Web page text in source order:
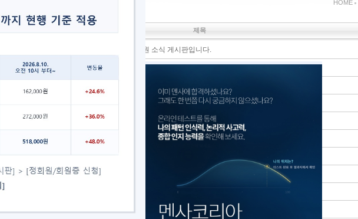
HOME
제목
여기는 언론에 홍보된 멘사 또는 멘사회원 소식 게시판입니다.
이재형 MENSAN MIT Univ 소개 기사(세계일보)
[re] MENSAN 기사 - Quiz Mania 김현
한국멘사 탐방(월간조선)
46 제1회 영재 어린이 선발 대회(1기 어린이회원)기사
45 [re] 영재교사 선발대회 기사 발췌
44